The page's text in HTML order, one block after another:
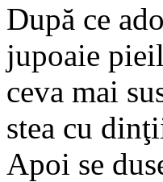
După ce
jupoaie
ceva mai
stea cu
Apoi se